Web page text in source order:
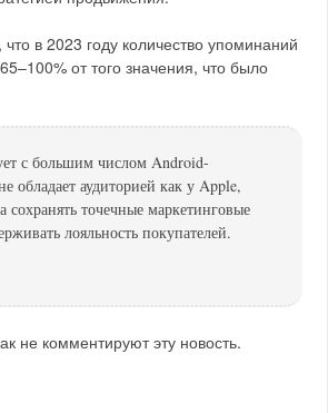
в 2023 году количество упоминаний
от того значения, что было
с большим числом Android-
обладает аудиторией как у Apple,
точечные маркетинговые
лояльность покупателей.
не комментируют эту новость.